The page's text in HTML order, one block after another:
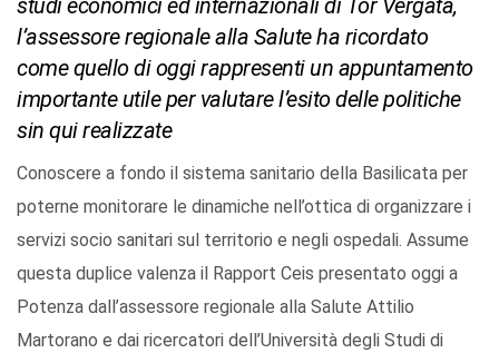
studi economici ed internazionali di Tor Vergata,
l’assessore regionale alla Salute ha ricordato
come quello di oggi rappresenti un appuntamento
importante utile per valutare l’esito delle politiche
sin qui realizzate
Conoscere a fondo il sistema sanitario della Basilicata per
poterne monitorare le dinamiche nell’ottica di organizzare i
servizi socio sanitari sul territorio e negli ospedali. Assume
questa duplice valenza il Rapport Ceis presentato oggi a
Potenza dall’assessore regionale alla Salute Attilio
Martorano e dai ricercatori dell’Università degli Studi di